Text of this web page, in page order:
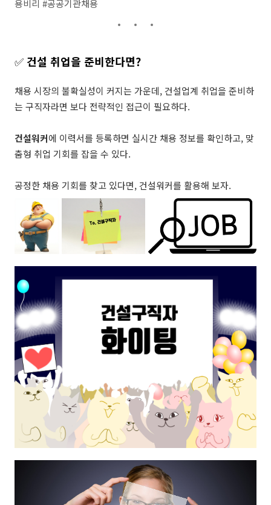
용비리 #공공기관채용
✅ 건설 취업을 준비한다면?
채용 시장의 불확실성이 커지는 가운데, 건설업계 취업을 준비하
는 구직자라면 보다 전략적인 접근이 필요하다.
건설워커에 이력서를 등록하면 실시간 채용 정보를 확인하고, 맞
춤형 취업 기회를 잡을 수 있다.
공정한 채용 기회를 찾고 있다면, 건설워커를 활용해 보자.